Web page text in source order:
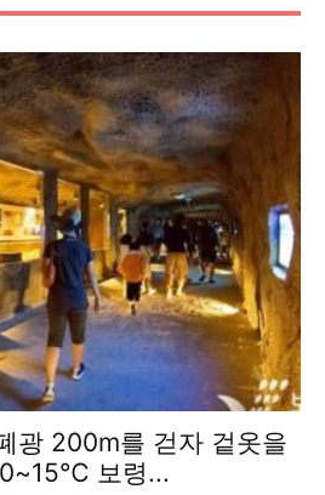
광 200m를 걷자 겉옷을
보령...